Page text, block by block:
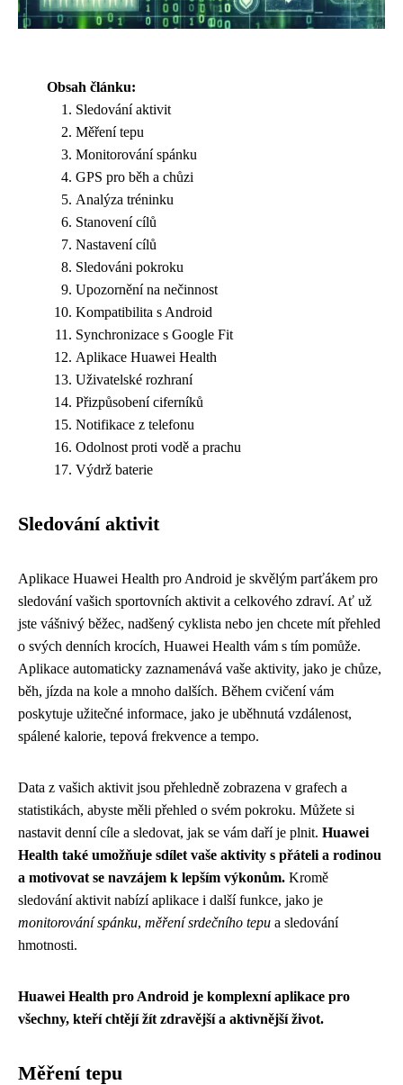
Obsah článku:
Sledování aktivit
Měření tepu
Monitorování spánku
GPS pro běh a chůzi
Analýza tréninku
Stanovení cílů
Nastavení cílů
Sledováni pokroku
Upozornění na nečinnost
Kompatibilita s Android
Synchronizace s Google Fit
Aplikace Huawei Health
Uživatelské rozhraní
Přizpůsobení ciferníků
Notifikace z telefonu
Odolnost proti vodě a prachu
Výdrž baterie
Sledování aktivit
Aplikace Huawei Health pro Android je skvělým parťákem pro
sledování vašich sportovních aktivit a celkového zdraví. Ať už
jste vášnivý běžec, nadšený cyklista nebo jen chcete mít přehled
o svých denních krocích, Huawei Health vám s tím pomůže.
Aplikace automaticky zaznamenává vaše aktivity, jako je chůze,
běh, jízda na kole a mnoho dalších. Během cvičení vám
poskytuje užitečné informace, jako je uběhnutá vzdálenost,
spálené kalorie, tepová frekvence a tempo.
Data z vašich aktivit jsou přehledně zobrazena v grafech a
statistikách, abyste měli přehled o svém pokroku. Můžete si
nastavit denní cíle a sledovat, jak se vám daří je plnit. Huawei
Health také umožňuje sdílet vaše aktivity s přáteli a rodinou
a motivovat se navzájem k lepším výkonům. Kromě
sledování aktivit nabízí aplikace i další funkce, jako je
monitorování spánku, měření srdečního tepu a sledování
hmotnosti.
Huawei Health pro Android je komplexní aplikace pro
všechny, kteří chtějí žít zdravější a aktivnější život.
Měření tepu